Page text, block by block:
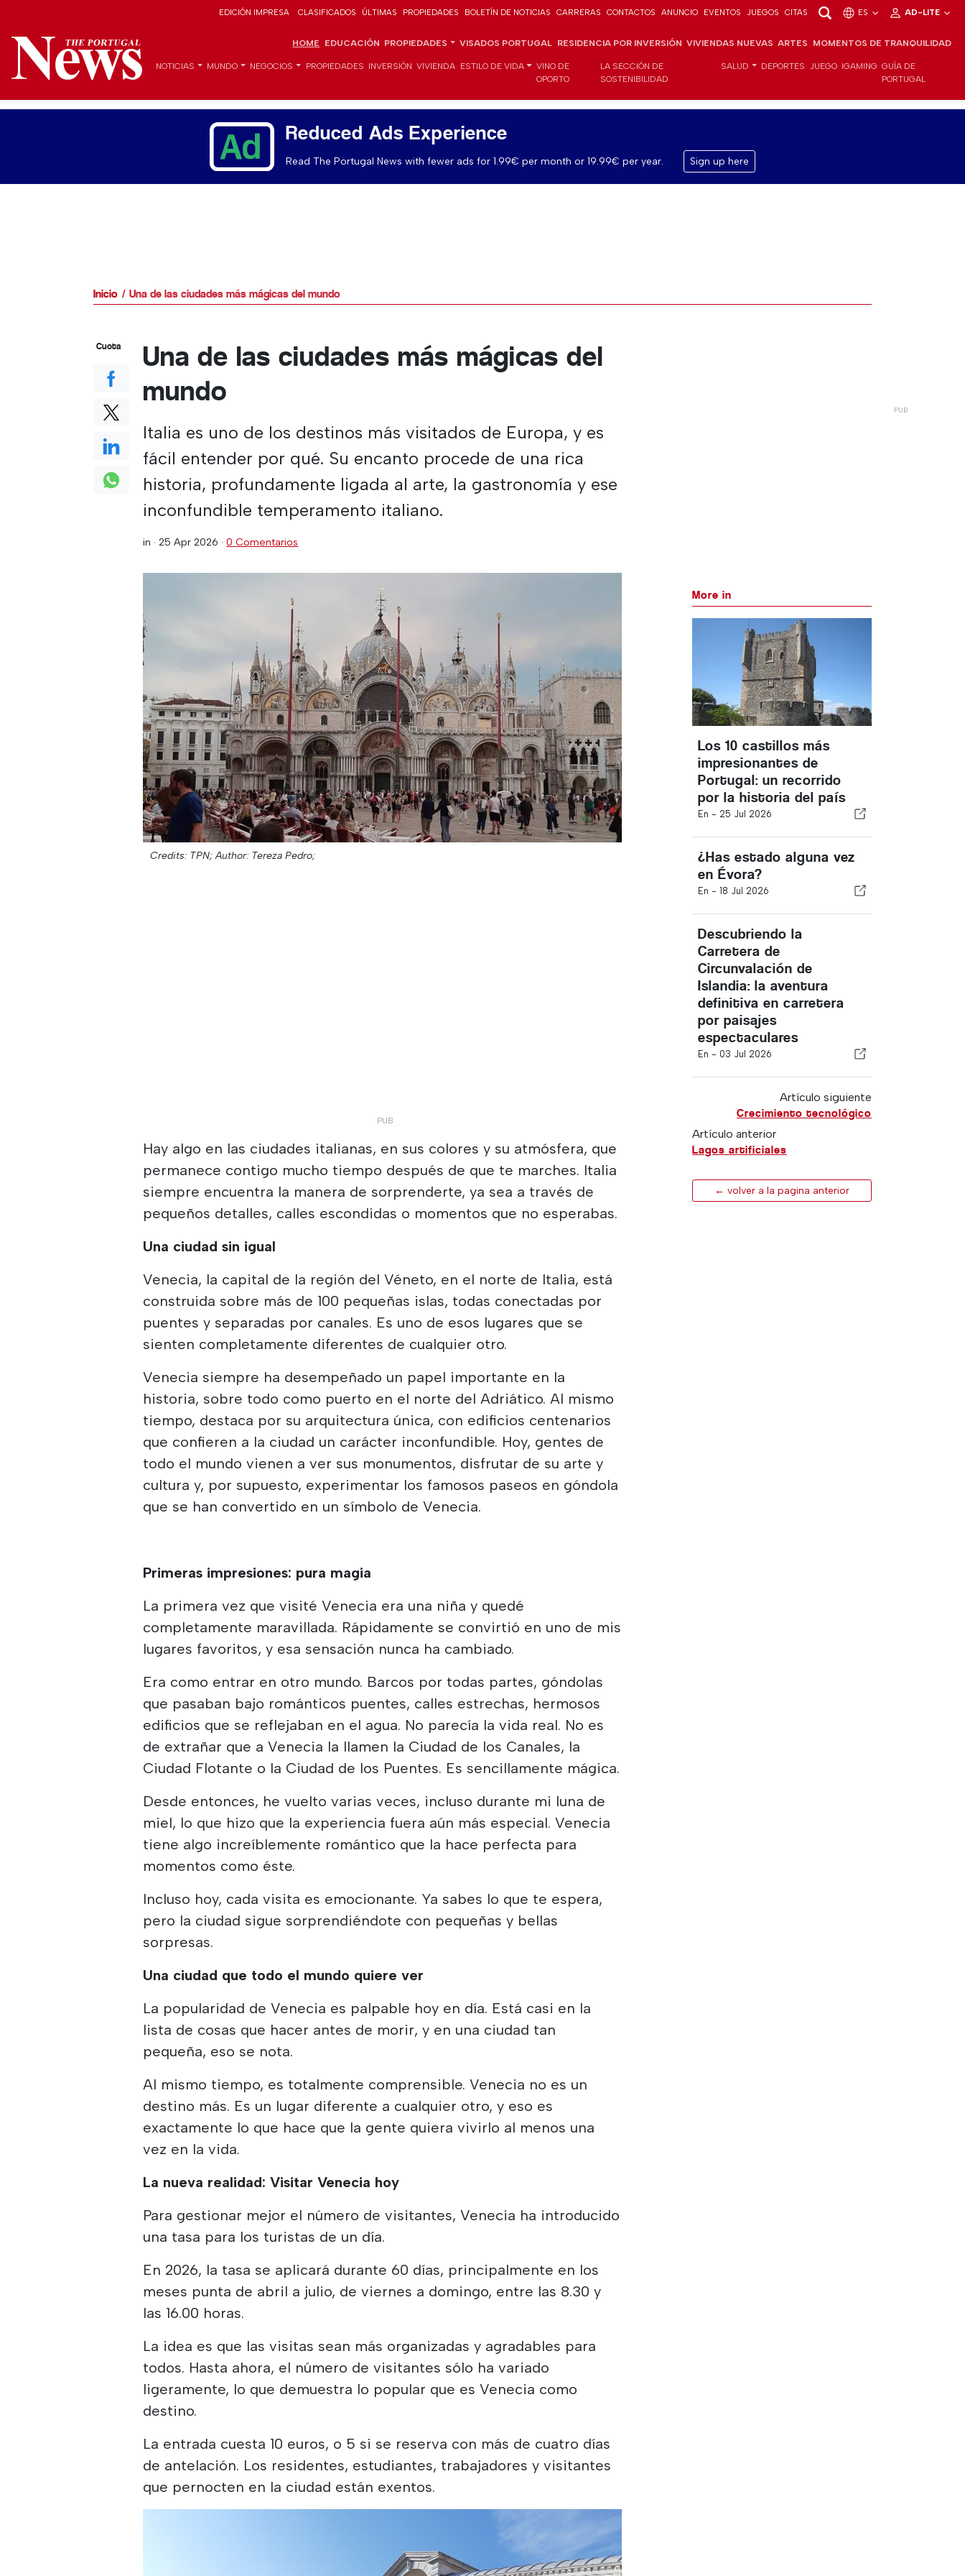
EDICIÓN IMPRESA CLASIFICADOS ÚLTIMAS PROPIEDADES BOLETÍN DE NOTICIAS CARRERAS CONTACTOS ANUNCIO EVENTOS JUEGOS CITAS ES AD-LITE
HOME EDUCACIÓN PROPIEDADES VISADOS PORTUGAL RESIDENCIA POR INVERSIÓN VIVIENDAS NUEVAS ARTES MOMENTOS DE TRANQUILIDAD
NOTICIAS MUNDO NEGOCIOS PROPIEDADES INVERSIÓN VIVIENDA ESTILO DE VIDA
VINO DE
OPORTO
LA SECCIÓN DE
SOSTENIBILIDAD
SALUD DEPORTES JUEGO IGAMING GUÍA DE
PORTUGAL
Reduced Ads Experience
Read The Portugal News with fewer ads for 1.99€ per month or 19.99€ per year. Sign up here
Inicio Una de las ciudades más mágicas del mundo
Una de las ciudades más mágicas del
mundo
Italia es uno de los destinos más visitados de Europa, y es
fácil entender por qué. Su encanto procede de una rica
historia, profundamente ligada al arte, la gastronomía y ese
inconfundible temperamento italiano.
in ·25 Apr 2026 ·0 Comentarios
Credits: TPN; Author: Tereza Pedro;
Hay algo en las ciudades italianas, en sus colores y su atmósfera, que
permanece contigo mucho tiempo después de que te marches. Italia
siempre encuentra la manera de sorprenderte, ya sea a través de
pequeños detalles, calles escondidas o momentos que no esperabas.
Una ciudad sin igual
Venecia, la capital de la región del Véneto, en el norte de Italia, está
construida sobre más de 100 pequeñas islas, todas conectadas por
puentes y separadas por canales. Es uno de esos lugares que se
sienten completamente diferentes de cualquier otro.
Venecia siempre ha desempeñado un papel importante en la
historia, sobre todo como puerto en el norte del Adriático. Al mismo
tiempo, destaca por su arquitectura única, con edificios centenarios
que confieren a la ciudad un carácter inconfundible. Hoy, gentes de
todo el mundo vienen a ver sus monumentos, disfrutar de su arte y
cultura y, por supuesto, experimentar los famosos paseos en góndola
que se han convertido en un símbolo de Venecia.
Primeras impresiones: pura magia
La primera vez que visité Venecia era una niña y quedé
completamente maravillada. Rápidamente se convirtió en uno de mis
lugares favoritos, y esa sensación nunca ha cambiado.
Era como entrar en otro mundo. Barcos por todas partes, góndolas
que pasaban bajo románticos puentes, calles estrechas, hermosos
edificios que se reflejaban en el agua. No parecía la vida real. No es
de extrañar que a Venecia la llamen la Ciudad de los Canales, la
Ciudad Flotante o la Ciudad de los Puentes. Es sencillamente mágica.
Desde entonces, he vuelto varias veces, incluso durante mi luna de
miel, lo que hizo que la experiencia fuera aún más especial. Venecia
tiene algo increíblemente romántico que la hace perfecta para
momentos como éste.
Incluso hoy, cada visita es emocionante. Ya sabes lo que te espera,
pero la ciudad sigue sorprendiéndote con pequeñas y bellas
sorpresas.
Una ciudad que todo el mundo quiere ver
La popularidad de Venecia es palpable hoy en día. Está casi en la
lista de cosas que hacer antes de morir, y en una ciudad tan
pequeña, eso se nota.
Al mismo tiempo, es totalmente comprensible. Venecia no es un
destino más. Es un lugar diferente a cualquier otro, y eso es
exactamente lo que hace que la gente quiera vivirlo al menos una
vez en la vida.
La nueva realidad: Visitar Venecia hoy
Para gestionar mejor el número de visitantes, Venecia ha introducido
una tasa para los turistas de un día.
En 2026, la tasa se aplicará durante 60 días, principalmente en los
meses punta de abril a julio, de viernes a domingo, entre las 8.30 y
las 16.00 horas.
La idea es que las visitas sean más organizadas y agradables para
todos. Hasta ahora, el número de visitantes sólo ha variado
ligeramente, lo que demuestra lo popular que es Venecia como
destino.
La entrada cuesta 10 euros, o 5 si se reserva con más de cuatro días
de antelación. Los residentes, estudiantes, trabajadores y visitantes
que pernocten en la ciudad están exentos.
Cuota
More in
Los 10 castillos más
impresionantes de
Portugal: un recorrido
por la historia del país
En - 25 Jul 2026
¿Has estado alguna vez
en Évora?
En - 18 Jul 2026
Descubriendo la
Carretera de
Circunvalación de
Islandia: la aventura
definitiva en carretera
por paisajes
espectaculares
En - 03 Jul 2026
Artículo siguiente
Crecimiento tecnológico
Artículo anterior
Lagos artificiales
← volver a la pagina anterior